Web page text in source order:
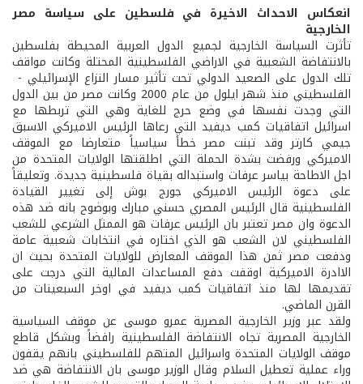
انعكاس الاحداث الاخيرة في فلسطين على سياسة مصر
الخارجية
تأثرت السياسة الخارجية لجميع الدول العربية المحيطة بفلسطين
بالانتفاضة الشعبية في الاراضي الفلسطينية المحتلة وكانت مواقف
تلك الدول على الصعيد الدولي تحت تأثير مسار النزاع الإسرائيلي -
الفلسطيني منذ شهر ايلول من عام 2000 وكانت مصر من بين الدول
التي وجدت نفسها في وضع حرج للغاية وهي التي تربطها مع
اسرائيل اتفاقيات كمب ديفيد التي رعاها الرئيس الاميركي الاسبق
جيمي كارتر وقد تبنت مصر خطأ سياسياً متعارضا مع الموقف
الاميركي ورفضت بشدة الحملة التي اطلقتها الولايات المتحدة من
اجل الاطاحة بياسر عرفات واستبداله بقياة فلسطينية جديدة. وتعليقاً
على دعوة الرئيس الاميركي جورج بوش إلى تغيير القيادة
الفلسطينية قال الرئيس المصري حسني مبارك وبوضوح بانه ضد هذه
الدعوة وان مصر تعتبر بان الرئيس عرفات هو الممثل الشرعي للشعب
الفلسطيني لان الشعب هو الذي اختاره في انتخابات شعبية عامة
ودفعت مصر ثمن هذا الموقف المعارض للولايات المتحدة بحيث ان
الاادرة الاميركية اوقفت دفع المساعدات المالية التي درجت على
تقديمها لها منذ اتفاقيات كمب ديفيد في اوخر السبعينات من
القرن الماضي.
ولقد عبر وزير الخارجية المصرية عمرو موسى عن موقف السياسية
الخارجية المصرية تجاه الانتفاضة الفلسطينية رافضاً وبشكل قاطع
موقف الولايات المتحدة واسرائيل المتهم للفلسطيني بانهم يقفون
وراء عملية تعطيل السلام وقال الوزير موسى بان الانتفاضة هي ضد